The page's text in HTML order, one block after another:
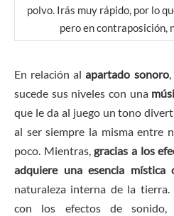
polvo. Irás muy rápido, por lo
pero en contraposición,
En relación alapartado sonoro,
sucede sus niveles con una
que le da al juego un tono
al ser siempre la misma entre
poco. Mientras,gracias a los
adquiere una esencia mística
naturaleza interna de la
con los efectos de